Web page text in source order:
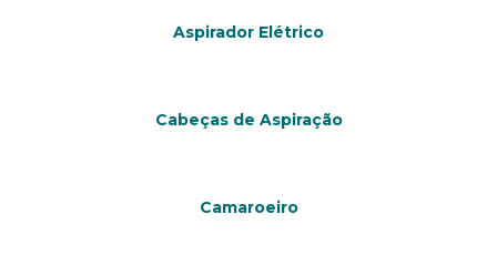
Aspirador Elétrico
Cabeças de Aspiração
Camaroeiro